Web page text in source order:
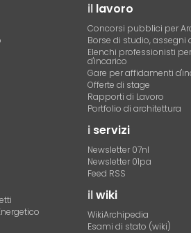
il lavoro
Concorsi pubblici per
Borse di studio, assegni
Elenchi professionisti
d'incarico
Gare per affidamenti
Offerte di stage
Rapporti di Lavoro
Portfolio di architettura
i servizi
Newsletter 07nl
Newsletter 01pa
Feed RSS
ilwiki
WikiArchipedia
Esami di stato (wiki)